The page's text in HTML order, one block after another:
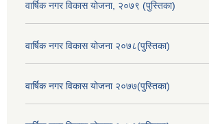
वार्षिक नगर विकास योजना, २०७९ (पुस्तिका)
वार्षिक नगर विकास योजना २०७८(पुस्तिका)
वार्षिक नगर विकास योजना २०७७(पुस्तिका)